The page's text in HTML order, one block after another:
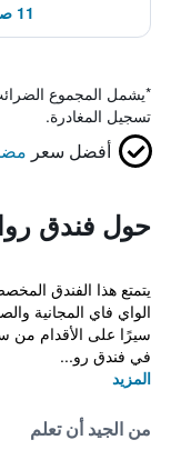
11 صفقة إضافية ابتداءً من 276 ﷼
*يشمل المجموع
تسجيل المغادرة.
أفضل سعر
حول فندق
يتمتع هذا الفندق
سيرًا على الأقدام من
في فندق رو...
المزيد
من الجيد أن تعلم